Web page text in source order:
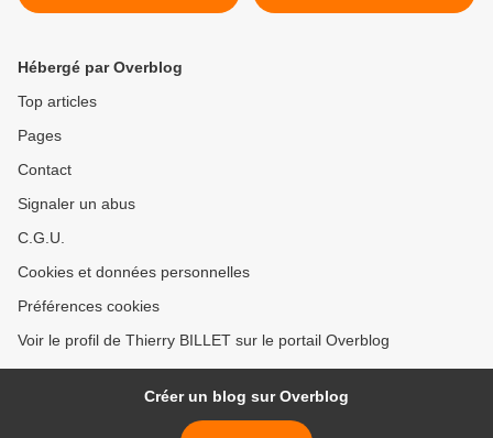
solution >
Hébergé par Overblog
Top articles
Pages
Contact
Signaler un abus
C.G.U.
Cookies et données personnelles
Préférences cookies
Voir le profil de Thierry BILLET sur le portail Overblog
Créer un blog sur Overblog